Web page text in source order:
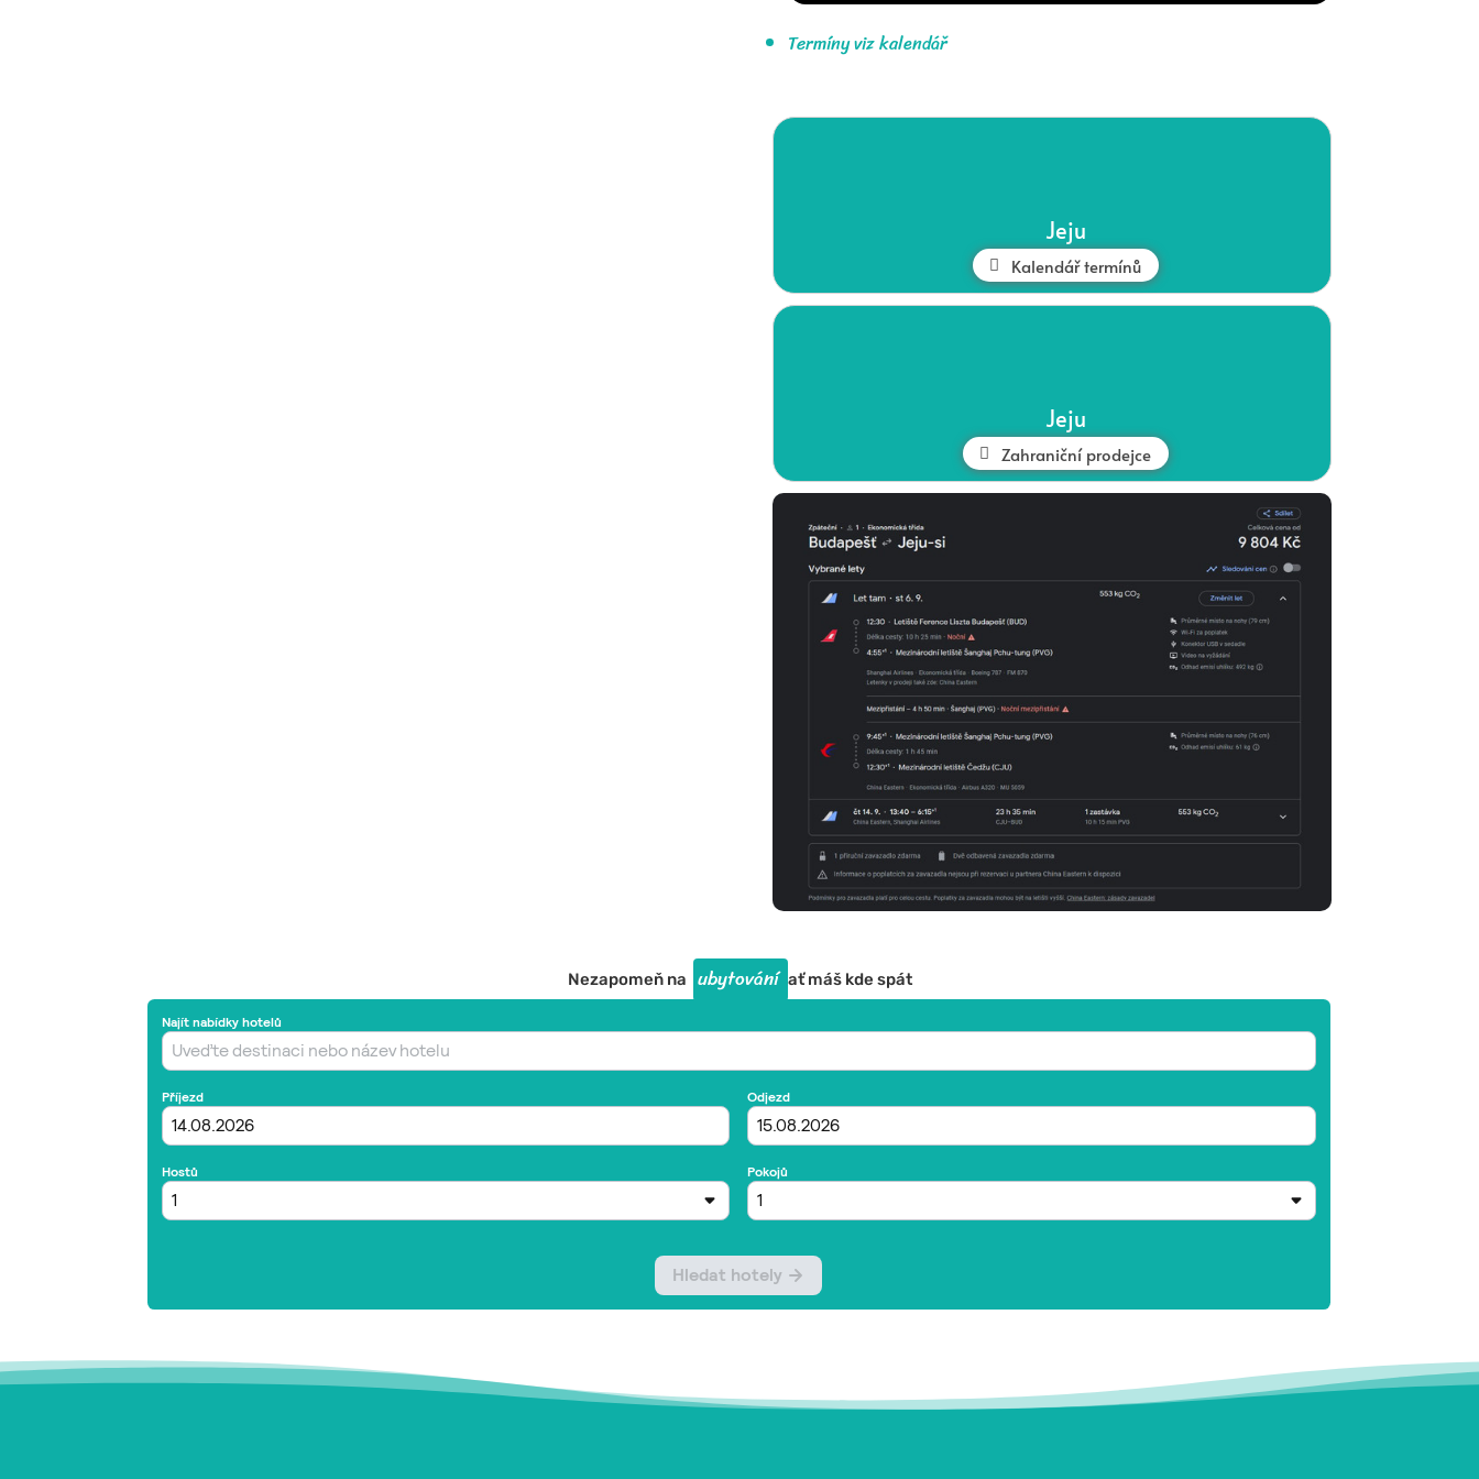
Termíny viz kalendář
Jeju
Kalendář termínů
Jeju
Zahraniční prodejce
Nezapomeň na ubytování ať máš kde spát